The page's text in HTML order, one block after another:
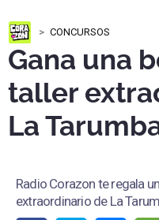
CONCURSOS
Gana una
taller
La
Radio Corazon te regala
extraordinario de La